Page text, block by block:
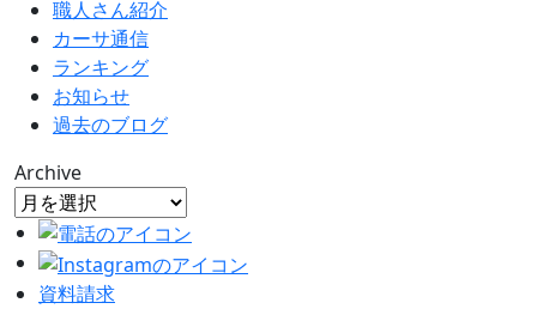
職人さん紹介
カーサ通信
ランキング
お知らせ
過去のブログ
Archive
資料請求